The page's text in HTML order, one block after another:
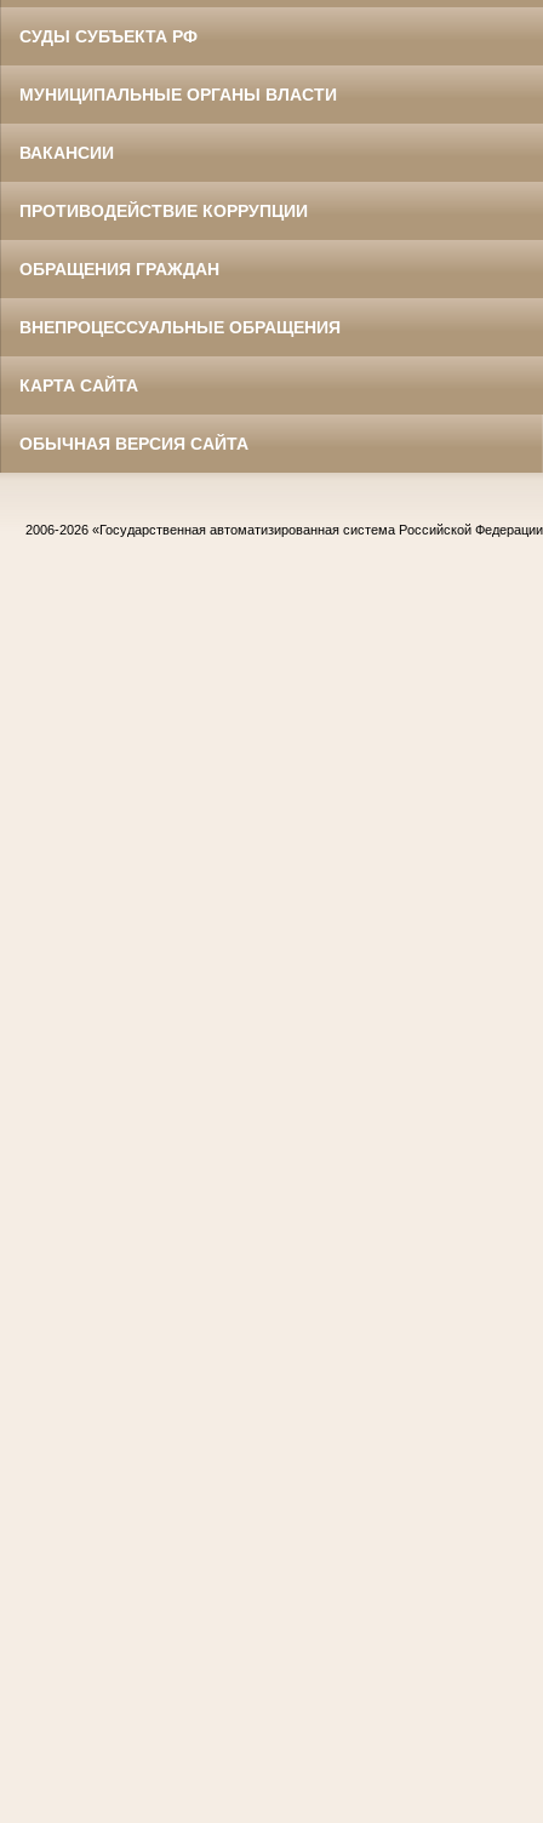
СУДЫ СУБЪЕКТА РФ
МУНИЦИПАЛЬНЫЕ ОРГАНЫ ВЛАСТИ
ВАКАНСИИ
ПРОТИВОДЕЙСТВИЕ КОРРУПЦИИ
ОБРАЩЕНИЯ ГРАЖДАН
ВНЕПРОЦЕССУАЛЬНЫЕ ОБРАЩЕНИЯ
КАРТА САЙТА
ОБЫЧНАЯ ВЕРСИЯ САЙТА
2006-2026 «Государственная автоматизированная система Российской